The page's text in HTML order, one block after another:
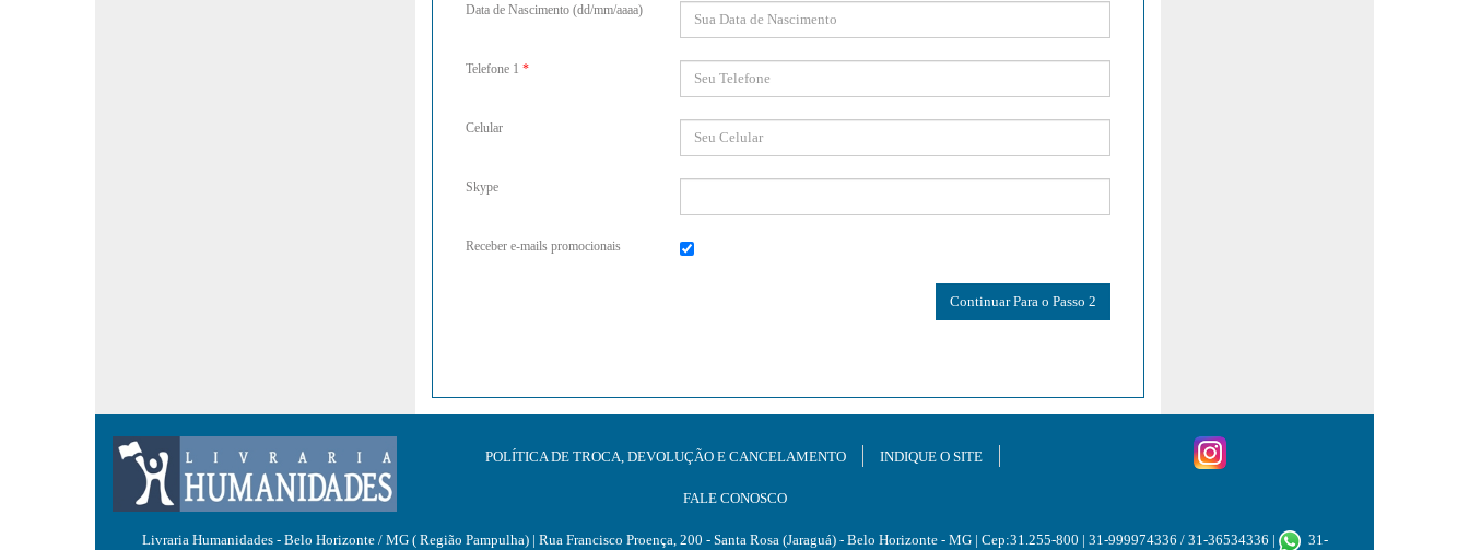
Data de Nascimento (dd/mm/aaaa)
Telefone 1 *
Celular
Skype
Receber e-mails promocionais
POLÍTICA DE TROCA, DEVOLUÇÃO E CANCELAMENTO INDIQUE O SITE
FALE CONOSCO
Livraria Humanidades - Belo Horizonte / MG ( Região Pampulha)| Rua Francisco Proença, 200 - Santa Rosa (Jaraguá) - Belo Horizonte - MG | Cep:31.255-800 | 31-999974336 / 31-36534336 | 31-